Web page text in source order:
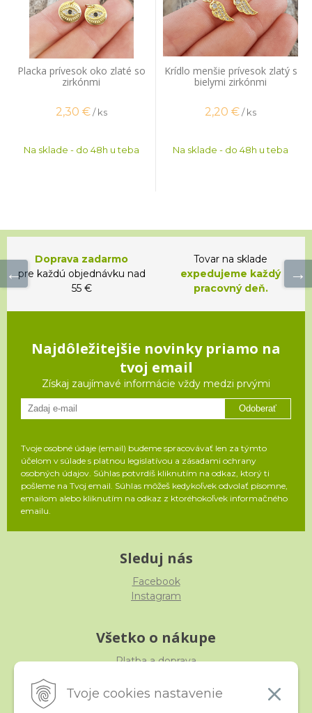
Tvoje cookies nastavenie
Placka prívesok oko zlaté so
zirkónmi
2,30 € / ks
Na sklade - do 48h u teba
Krídlo menšie prívesok zlatý s
bielymi zirkónmi
2,20 €/ ks
Na sklade - do 48h u teba
Doprava zadarmo
pre každú objednávku nad
55 €
Tovar na sklade
expedujeme každý
pracovný deň.
Najdôležitejšie novinky priamo na
tvoj email
Získaj zaujímavé informácie vždy medzi prvými
Odoberať
Tvoje osobné údaje (email) budeme spracovávať len za týmto
účelom v súlade s platnou legislatívou a zásadami ochrany
osobných údajov. Súhlas potvrdíš kliknutím na odkaz, ktorý ti
pošleme na Tvoj email. Súhlas môžeš kedykoľvek odvolať písomne,
emailom alebo kliknutím na odkaz z ktoréhokoľvek informačného
emailu.
Sleduj nás
Facebook
Instagram
Všetko o nákupe
Platba a doprava
Obchodné podmienky